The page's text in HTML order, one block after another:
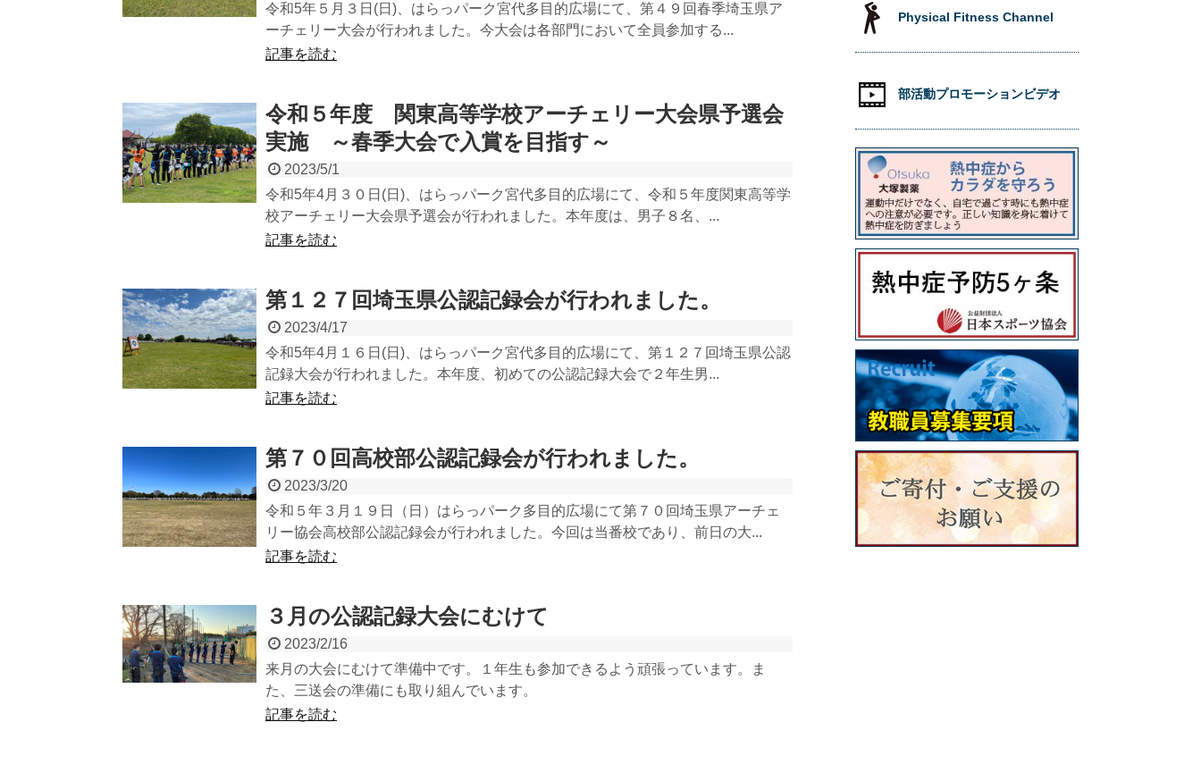
令和5年５月３日(日)、はらっパーク宮代多目的広場にて、第４９回春季埼玉県ア
ーチェリー大会が行われました。今大会は各部門において全員参加する...
記事を読む
令和５年度 関東高等学校アーチェリー大会県予選会
実施 ～春季大会で入賞を目指す～
2023/5/1
令和5年4月３０日(日)、はらっパーク宮代多目的広場にて、令和５年度関東高等学
校アーチェリー大会県予選会が行われました。本年度は、男子８名、...
記事を読む
第１２７回埼玉県公認記録会が行われました。
2023/4/17
令和5年4月１６日(日)、はらっパーク宮代多目的広場にて、第１２７回埼玉県公認
記録大会が行われました。本年度、初めての公認記録大会で２年生男...
記事を読む
第７０回高校部公認記録会が行われました。
2023/3/20
令和５年３月１９日（日）はらっパーク多目的広場にて第７０回埼玉県アーチェ
リー協会高校部公認記録会が行われました。今回は当番校であり、前日の大...
記事を読む
３月の公認記録大会にむけて
2023/2/16
来月の大会にむけて準備中です。１年生も参加できるよう頑張っています。ま
た、三送会の準備にも取り組んでいます。
記事を読む
Physical Fitness Channel
部活動プロモーションビデオ